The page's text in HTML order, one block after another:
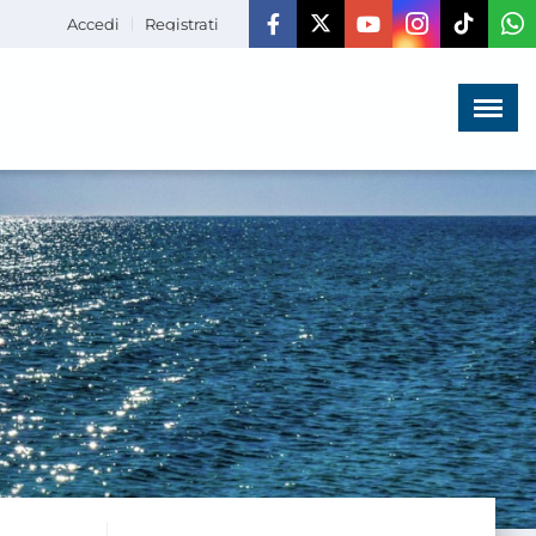
Accedi Registrati
Menù ×
LA VITA
DELL'ASSOCIAZIONE
COMUNICAZIONE,
PROGETTI ED EDITORIA
AMMINISTRAZIONE
TRASPARENTE